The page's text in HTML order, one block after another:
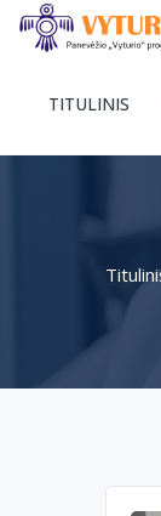
TITULINIS